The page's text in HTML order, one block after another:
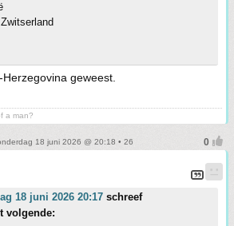
geweest.
a man?
18 juni 2026 @ 20:18 • 26
18 juni 2026 20:17 schreef
volgende: